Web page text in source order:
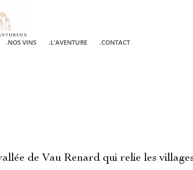
.NOS VINS .L’AVENTURE .CONTACT
de Vau Renard qui relie les